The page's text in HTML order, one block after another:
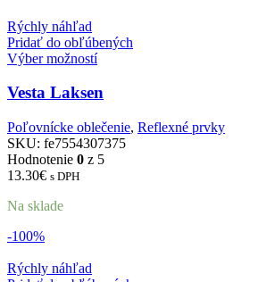
Rýchly náhľad
Pridať do obľúbených
Výber možností
Vesta Laksen
Poľovnícke oblečenie, Reflexné prvky
SKU: fe7554307375
Hodnotenie 0 z 5
13.30€ s DPH
Na sklade
-100%
Rýchly náhľad